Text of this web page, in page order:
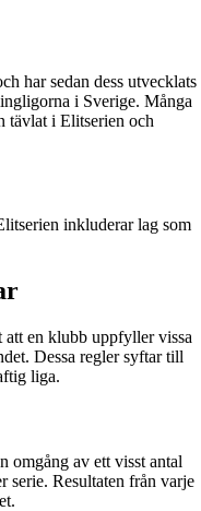
har sedan dess utvecklats
i Sverige. Många
tävlat i Elitserien och
inkluderar lag som
en klubb uppfyller vissa
Dessa regler syftar till
liga.
omgång av ett visst antal
serie. Resultaten från varje